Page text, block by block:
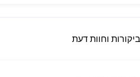
ביקורות וחוות דעת